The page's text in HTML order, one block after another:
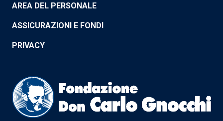
AREA DEL PERSONALE
ASSICURAZIONI E FONDI
PRIVACY